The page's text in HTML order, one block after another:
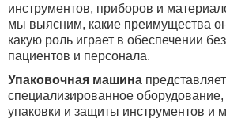
инструментов, приборов и
мы выясним, какие преимущества
какую роль играет в обеспечении
пациентов и персонала.
Упаковочная машина
специализированное
упаковки и защиты инструментов и